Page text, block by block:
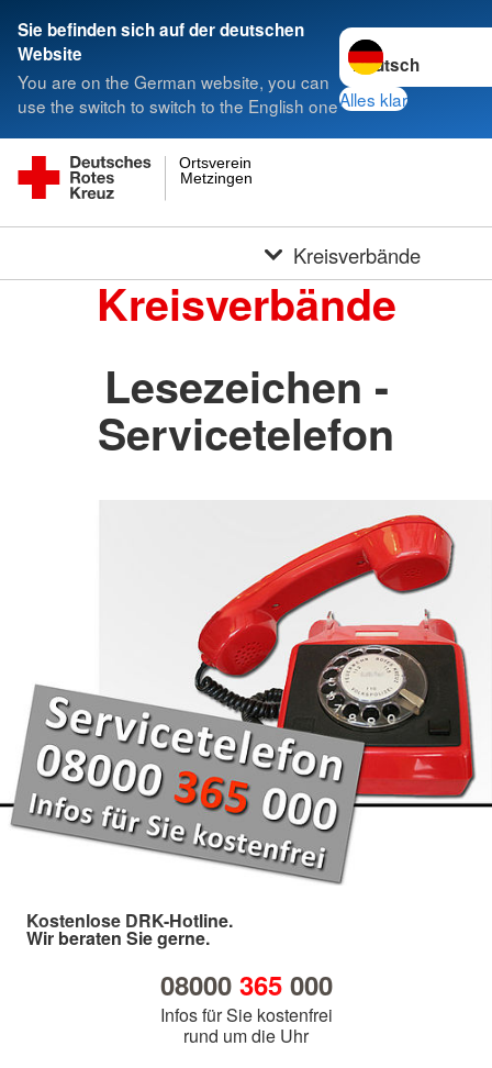
Sie befinden sich auf der deutschen
Website
You are on the German website, you can
use the switch to switch to the English one
Sprache wechseln
Alles klar
Metzingen
Ortsverein
Kreisverbände
Kreisverbände
Lesezeichen -
Servicetelefon
Kostenlose DRK-Hotline.
Wir beraten Sie gerne.
08000 365000
Infos für Sie kostenfrei
rund um die Uhr